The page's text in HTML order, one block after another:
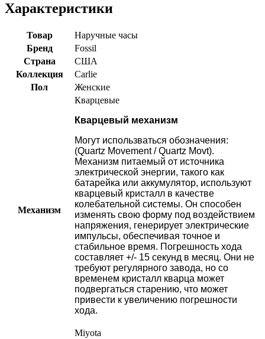
Характеристики
Товар
Наручные часы
Бренд
Fossil
Страна
США
Коллекция
Carlie
Пол
Женские
Механизм
Кварцевые
Кварцевый механизм
Могут использваться обозначения:
(Quartz Movement / Quartz Movt).
Механизм питаемый от источника
электрической энергии, такого как
батарейка или аккумулятор, используют
кварцевый кристалл в качестве
колебательной системы. Он способен
изменять свою форму под воздействием
напряжения, генерирует электрические
импульсы, обеспечивая точное и
стабильное время. Погрешность хода
составляет +/- 15 секунд в месяц. Они не
требуют регулярного завода, но со
временем кристалл кварца может
подвергаться старению, что может
привести к увеличению погрешности
хода.
Miyota